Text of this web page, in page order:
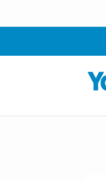
al